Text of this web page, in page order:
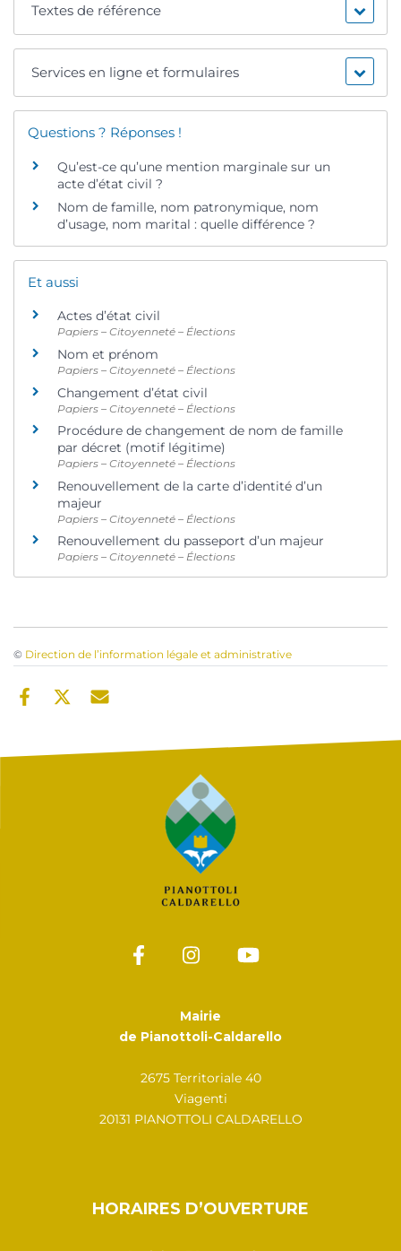
Textes de référence
Services en ligne et formulaires
Questions ? Réponses !
Qu’est-ce qu’une mention marginale sur un
acte d’état civil ?
Nom de famille, nom patronymique, nom
d’usage, nom marital : quelle différence ?
Et aussi
Actes d’état civil
Papiers – Citoyenneté – Élections
Nom et prénom
Papiers – Citoyenneté – Élections
Changement d’état civil
Papiers – Citoyenneté – Élections
Procédure de changement de nom de famille
par décret (motif légitime)
Papiers – Citoyenneté – Élections
Renouvellement de la carte d’identité d’un
majeur
Papiers – Citoyenneté – Élections
Renouvellement du passeport d’un majeur
Papiers – Citoyenneté – Élections
© Direction de l’information légale et administrative
Mairie
de Pianottoli-Caldarello
2675 Territoriale 40
Viagenti
20131 PIANOTTOLI CALDARELLO
HORAIRES D’OUVERTURE